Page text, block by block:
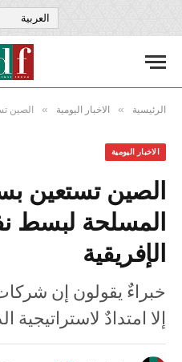
العربية
الرئيسية » الاخبار اليومية » الصين
الاخبار اليومية
الصين تستعين
المسلحة لبسط
الإفريقية
خبراءٌ يقولون إن
إلا امتدادٌ لاستراتيجية